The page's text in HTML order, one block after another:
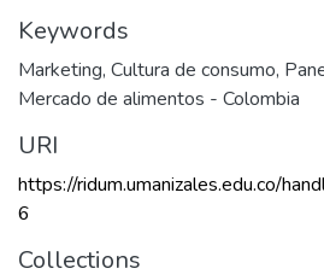
Keywords
Marketing, Cultura de consumo,
Mercado de alimentos - Colombia
URI
https://ridum.umanizales.edu.co/
6
Collections